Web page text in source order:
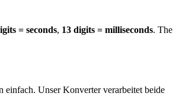
= seconds, 13 digits = milliseconds. The
einfach. Unser Konverter verarbeitet beide